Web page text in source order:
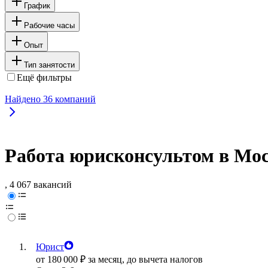
График
Рабочие часы
Опыт
Тип занятости
Ещё фильтры
Найдено 36 компаний
Работа юрисконсультом в
, 4 067 вакансий
Юрист
от 180 000 ₽ за месяц, до вычета налогов